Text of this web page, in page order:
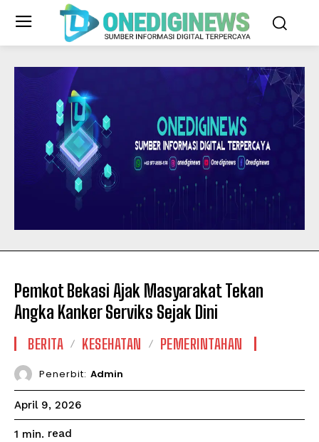
Pemkot Bekasi Ajak Masyarakat Tekan
Angka Kanker Serviks Sejak Dini
BERITA KESEHATAN PEMERINTAHAN
Penerbit: Admin
April 9, 2026
1 min. read